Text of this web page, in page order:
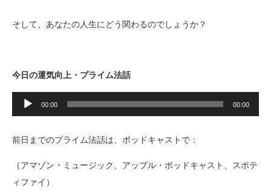
そして、あなたの人生にどう関わるのでしょうか？
今日の運気向上・プライム法話
プ
ヤ
00:00 00:00
前日までのプライム法話は、ポッドキャストで：
（アマゾン・ミュージック、アップル・ポッドキャスト、スポテ
ィファイ）